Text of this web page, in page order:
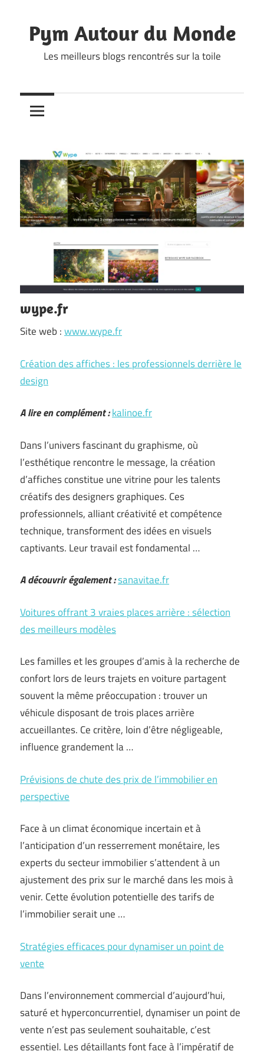
content
Pym Autour du Monde
Les meilleurs blogs rencontrés sur la toile
wype.fr
Site web :www.wype.fr
Création des affiches : les professionnels derrière le
design
A lire en complément :kalinoe.fr
Dans l’univers fascinant du graphisme, où
l’esthétique rencontre le message, la création
d’affiches constitue une vitrine pour les talents
créatifs des designers graphiques. Ces
professionnels, alliant créativité et compétence
technique, transforment des idées en visuels
captivants. Leur travail est fondamental …
A découvrir également :sanavitae.fr
Voitures offrant 3 vraies places arrière : sélection
des meilleurs modèles
Les familles et les groupes d’amis à la recherche de
confort lors de leurs trajets en voiture partagent
souvent la même préoccupation : trouver un
véhicule disposant de trois places arrière
accueillantes. Ce critère, loin d’être négligeable,
influence grandement la …
Prévisions de chute des prix de l’immobilier en
perspective
Face à un climat économique incertain et à
l’anticipation d’un resserrement monétaire, les
experts du secteur immobilier s’attendent à un
ajustement des prix sur le marché dans les mois à
venir. Cette évolution potentielle des tarifs de
l’immobilier serait une …
Stratégies efficaces pour dynamiser un point de
vente
Dans l’environnement commercial d’aujourd’hui,
saturé et hyperconcurrentiel, dynamiser un point de
vente n’est pas seulement souhaitable, c’est
essentiel. Les détaillants font face à l’impératif de